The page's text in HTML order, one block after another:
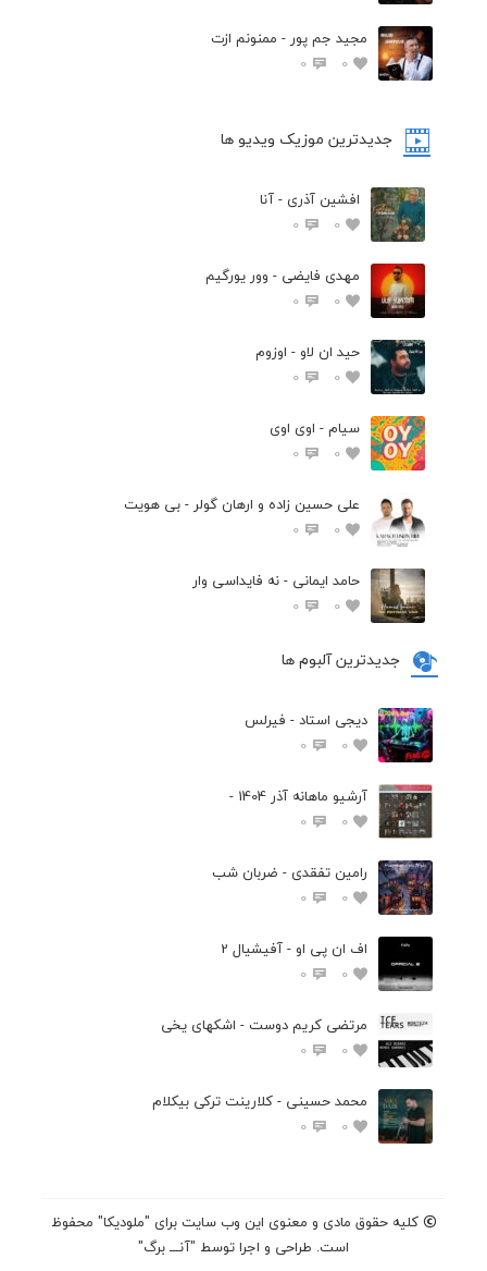
مجید جم پور - ممنونم ازت
0
0
جدیدترین موزیک ویدیو ها
افشین آذری - آنا
0
0
مهدی فایضی - وور یورگیم
0
0
حید ان لاو - اوزوم
0
0
سیام - اوی اوی
0
0
علی حسین زاده و ارهان گولر - بی هویت
0
0
حامد ایمانی - نه فایداسی وار
0
0
جدیدترین آلبوم ها
دیجی استاد - فیرلس
0
0
آرشیو ماهانه آذر 1404 -
0
0
رامین تفقدی - ضربان شب
0
0
اف ان پی او - آفیشیال 2
0
0
مرتضی کریم دوست - اشکهای یخی
0
0
محمد حسینی - کلارینت ترکی بیکلام
0
0
کلیه حقوق مادی و معنوی این وب سایت برای "ملودیکا" محفوظ
است. طراحی و اجرا توسط "آنـــ برگ"